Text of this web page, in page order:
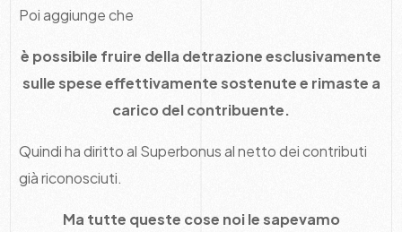
Poi aggiunge che
è possibile fruire della detrazione esclusivamente
sulle spese effettivamente sostenute e rimaste a
carico del contribuente.
Quindi ha diritto al Superbonus al netto dei contributi
già riconosciuti.
Ma tutte queste cose noi le sapevamo